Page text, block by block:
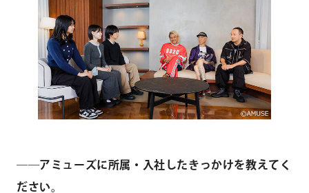
――アミューズに所属・入社したきっかけを教えてく
ださい。